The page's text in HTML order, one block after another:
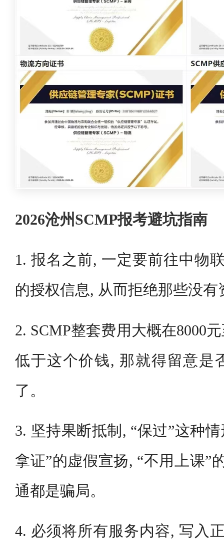
2026沧州SCMP报考避坑指南
1. 报名之前, 一定要前往中物
的授权信息, 从而拒绝那些没有
2. SCMP整套费用大概在8000
低于这个价钱, 那就得留意是
了。
3. 坚持果断抵制, “保过”这种
拿证”的虚假宣扬, “不用上课”
通都是骗局。
4. 必须将所有服务内容, 写入